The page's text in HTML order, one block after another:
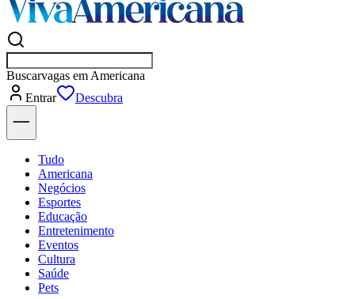
Buscarempresas em A
Entrar
Descubra
Tudo
Americana
Negócios
Esportes
Educação
Entretenimento
Eventos
Cultura
Saúde
Pets